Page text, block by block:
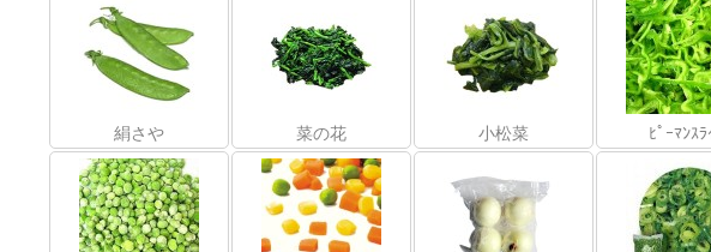
絹さや 菜の花 小松菜 ﾋﾟｰﾏﾝｽﾗ